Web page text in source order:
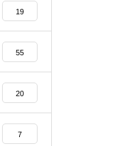
19
55
20
7